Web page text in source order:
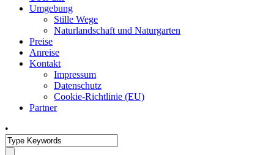
Umgebung
Stille Wege
Naturlandschaft und Naturgarten
Preise
Anreise
Kontakt
Impressum
Datenschutz
Cookie-Richtlinie (EU)
Partner
•